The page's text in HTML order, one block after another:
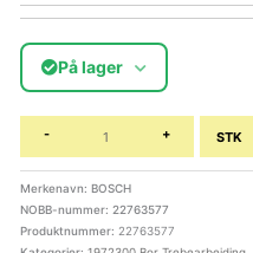
På lager
- + STK
Merkenavn: BOSCH
NOBB-nummer: 22763577
Produktnummer: 22763577